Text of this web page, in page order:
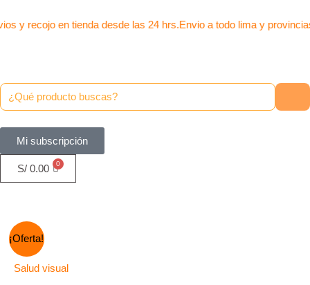
al
y recojo en tienda desde las 24 hrs.Envio a todo lima y
Mi subscripción
S/ 0.00
¡Oferta!
Salud visual
Cristaltears
Plus
0.5%